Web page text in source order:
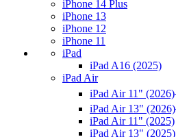
iPhone 14 Plus
iPhone 13
iPhone 12
iPhone 11
iPad
iPad A16 (2025)
iPad Air
iPad Air 11" (2026)
iPad Air 13" (2026)
iPad Air 11" (2025)
iPad Air 13" (2025)